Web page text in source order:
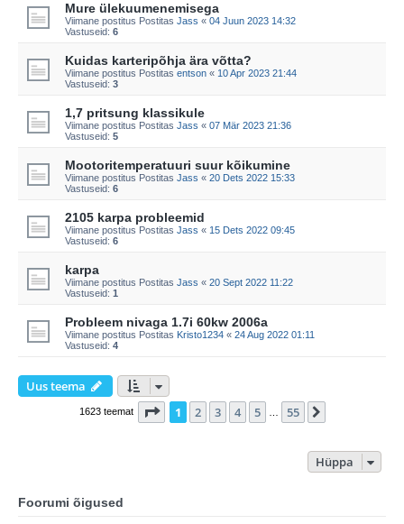
Mure ülekuumenemisega
Viimane postitus Postitas Jass « 04 Juun 2023 14:32
Vastuseid: 6
Kuidas karteripõhja ära võtta?
Viimane postitus Postitas entson « 10 Apr 2023 21:44
Vastuseid: 3
1,7 pritsung klassikule
Viimane postitus Postitas Jass « 07 Mär 2023 21:36
Vastuseid: 5
Mootoritemperatuuri suur kõikumine
Viimane postitus Postitas Jass « 20 Dets 2022 15:33
Vastuseid: 6
2105 karpa probleemid
Viimane postitus Postitas Jass « 15 Dets 2022 09:45
Vastuseid: 6
karpa
Viimane postitus Postitas Jass « 20 Sept 2022 11:22
Vastuseid: 1
Probleem nivaga 1.7i 60kw 2006a
Viimane postitus Postitas Kristo1234 « 24 Aug 2022 01:11
Vastuseid: 4
Uus teema
1623 teemat 1 . leht55 -st
1 2 3 4 5 55
Hüppa
Foorumi õigused